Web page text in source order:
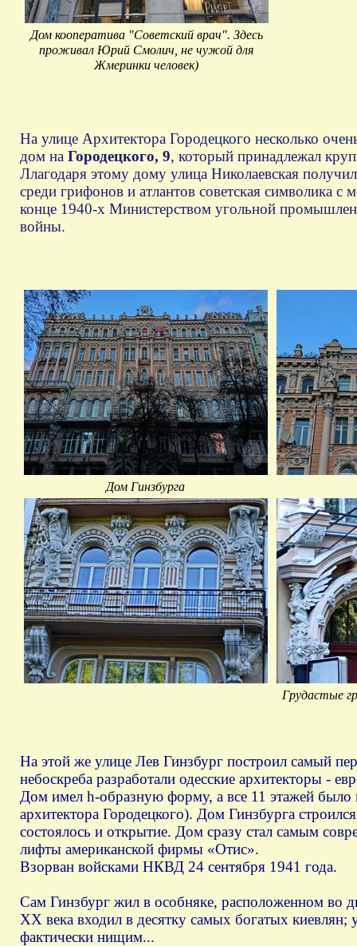
Дом кооператива "Советский врач". Здесь
проживал Юрий Смолич, не чужой для
Жмеринки человек)
На улице Архитектора Городецкого несколько
дом на Городецкого, 9, который принадлежал
Ллагодаря этому дому улица Николаевская
среди грифонов и атлантов советская символика с
конце 1940-х Министерством угольной
войны.
Дом Гинзбурга
Грудастые
На этой же улице Лев Гинзбург построил самый
небоскреба разработали одесские архитекторы -
Дом имел h-образную форму, а все 11 этажей было
архитектора Городецкого). Дом Гинзбурга
состоялось и открытие. Дом сразу стал самым
лифты американской фирмы «Отис».
Взорван войсками НКВД 24 сентября 1941 года.
Сам Гинзбург жил в особняке, расположенном во
ХХ века входил в десятку самых богатых киевлян;
фактически нищим...